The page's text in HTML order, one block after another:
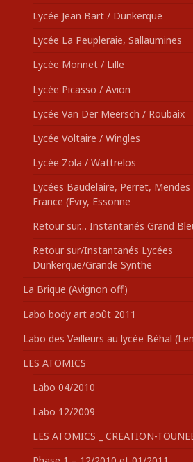
Lycée Jean Bart / Dunkerque
Lycée La Peupleraie, Sallaumines
Lycée Monnet / Lille
Lycée Picasso / Avion
Lycée Van Der Meersch / Roubaix
Lycée Voltaire / Wingles
Lycée Zola / Wattrelos
Lycées Baudelaire, Perret, Mendes
France (Evry, Essonne
Retour sur… Instantanés Grand
Retour sur/Instantanés Lycées
Dunkerque/Grande Synthe
La Brique (Avignon off)
Labo body art août 2011
Labo des Veilleurs au lycée Béhal
LES ATOMICS
Labo 04/2010
Labo 12/2009
LES ATOMICS _ CREATION-